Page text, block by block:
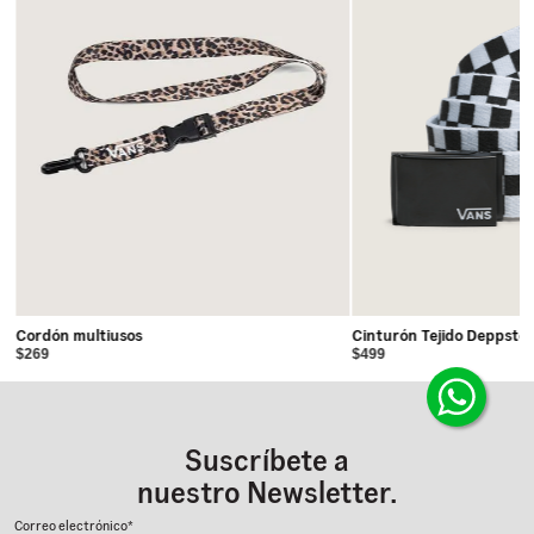
Cordón multiusos
$269
Cinturón Tejido Deppster
$499
Suscríbete a
nuestro Newsletter.
Correo electrónico*